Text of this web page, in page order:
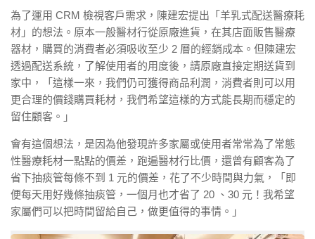
為了運用 CRM 檢視客戶需求，陳建宏提出「羊乳式配送醫療耗
材」的想法。原本一般醫材行從原廠進貨，在其店面販售醫療
器材，購買的消費者必須吸收至少 2 層的經銷成本。但陳建宏
透過配送系統，了解使用者的用度後，請原廠直接定期送貨到
家中，「這樣一來，我們仍可獲得商品利潤，消費者則可以用
更合理的價錢購買耗材，我們希望這樣的方式能長期而穩定的
留住顧客。」
會有這個想法，是因為他發現許多家屬或使用者常常為了常態
性醫療耗材一點點的價差，跑遍醫材行比價，還曾有顧客為了
省下抽痰管每條不到 1 元的價差，花了不少時間與力氣，「即
便每天用好幾條抽痰管，一個月也才省了 20 、30 元！我希望
家屬們可以把時間留給自己，做更值得的事情。」